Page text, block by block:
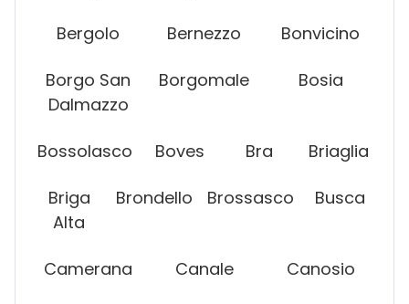
Bergolo Bernezzo Bonvicino
Borgo San
Dalmazzo
Borgomale Bosia
Bossolasco Boves Bra Briaglia
Briga
Alta
Brondello Brossasco Busca
Camerana Canale Canosio